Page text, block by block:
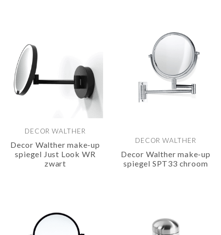
DECOR WALTHER
Decor Walther make-up
spiegel Just Look WR
zwart
DECOR WALTHER
Decor Walther make-up
spiegel SPT33 chroom